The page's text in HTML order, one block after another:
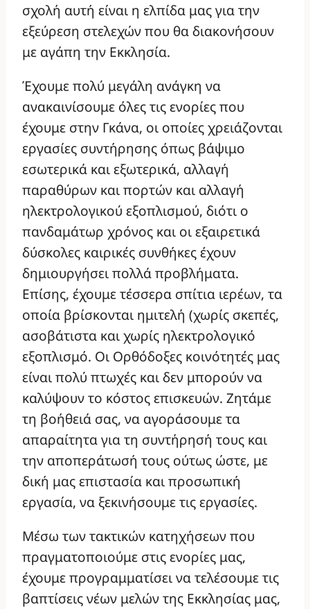
σχολή αυτή είναι η ελπίδα μας για την
εξεύρεση στελεχών που θα διακονήσουν
με αγάπη την Εκκλησία.
Έχουμε πολύ μεγάλη ανάγκη να
ανακαινίσουμε όλες τις ενορίες που
έχουμε στην Γκάνα, οι οποίες χρειάζονται
εργασίες συντήρησης όπως βάψιμο
εσωτερικά και εξωτερικά, αλλαγή
παραθύρων και πορτών και αλλαγή
ηλεκτρολογικού εξοπλισμού, διότι ο
πανδαμάτωρ χρόνος και οι εξαιρετικά
δύσκολες καιρικές συνθήκες έχουν
δημιουργήσει πολλά προβλήματα.
Επίσης, έχουμε τέσσερα σπίτια ιερέων, τα
οποία βρίσκονται ημιτελή (χωρίς σκεπές,
ασοβάτιστα και χωρίς ηλεκτρολογικό
εξοπλισμό. Οι Ορθόδοξες κοινότητές μας
είναι πολύ πτωχές και δεν μπορούν να
καλύψουν το κόστος επισκευών. Ζητάμε
τη βοήθειά σας, να αγοράσουμε τα
απαραίτητα για τη συντήρησή τους και
την αποπεράτωσή τους ούτως ώστε, με
δική μας επιστασία και προσωπική
εργασία, να ξεκινήσουμε τις εργασίες.
Μέσω των τακτικών κατηχήσεων που
πραγματοποιούμε στις ενορίες μας,
έχουμε προγραμματίσει να τελέσουμε τις
βαπτίσεις νέων μελών της Εκκλησίας μας,